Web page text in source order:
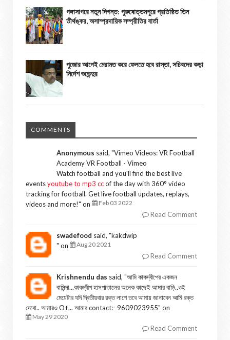
গঙ্গাসাগরে নতুন দিগন্ত: পুরুষোত্তমপুরে প্রতিষ্ঠিত তিন
তীর্থঙ্কর, অসাম্প্রদায়িক সম্প্রীতির বার্তা
পুজোর আগেই মেরামত করে ফেলতে হবে রাস্তা, সচিবদের কড়া
নির্দেশ শুভেন্দুর
COMMENTS
Anonymous said, "Vimeo Videos: VR Football
Academy VR Football - Vimeo
Watch football and you'll find the best live
eventsyoutube to mp3 ccof the day with 360° video
tracking for football. Get live football updates, replays,
videos and more!" on Feb 03 2022
Read Comment
swadefood said, "kakdwip
" on
Aug 20 2021
Read Comment
Krishnendu das said, "আমি কাকদ্বীপের একজন
বাসিন্দা...কাকদ্বীপ হাসপাতালের অনেক কাছেই আমার বাড়ি..ওই
মেয়েটার যদি দ্বিতীয়বার রক্ত লাগে তবে আমায় জানাবেন আমি রক্ত
দেবো.. আমারও O+... আমার contact:- 9609023955" on
May 29 2020
Read Comment